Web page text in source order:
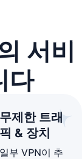
서비
다
무제한 트래
픽 & 장치
일부 VPN이 추